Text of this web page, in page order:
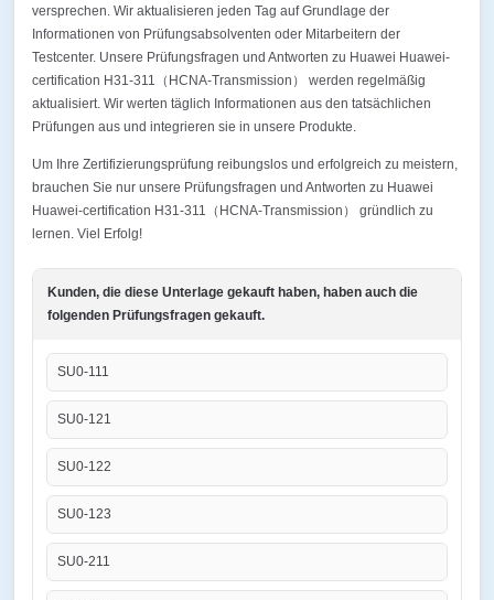
versprechen. Wir aktualisieren jeden Tag auf Grundlage der
Informationen von Prüfungsabsolventen oder Mitarbeitern der
Testcenter. Unsere Prüfungsfragen und Antworten zu Huawei Huawei-
certification H31-311（HCNA-Transmission） werden regelmäßig
aktualisiert. Wir werten täglich Informationen aus den tatsächlichen
Prüfungen aus und integrieren sie in unsere Produkte.
Um Ihre Zertifizierungsprüfung reibungslos und erfolgreich zu meistern,
brauchen Sie nur unsere Prüfungsfragen und Antworten zu Huawei
Huawei-certification H31-311（HCNA-Transmission） gründlich zu
lernen. Viel Erfolg!
Kunden, die diese Unterlage gekauft haben, haben auch die
folgenden Prüfungsfragen gekauft.
SU0-111
SU0-121
SU0-122
SU0-123
SU0-211